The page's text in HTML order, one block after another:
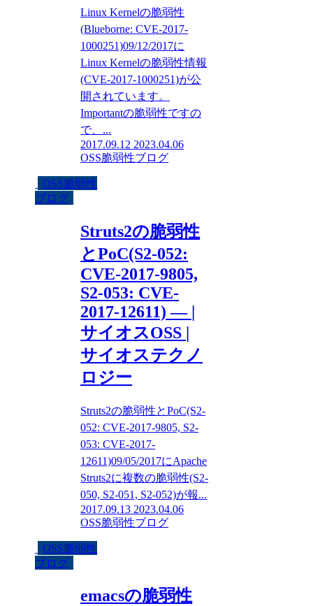
Linux Kernelの脆弱性
(Blueborne: CVE-2017-
1000251)09/12/2017に
Linux Kernelの脆弱性情報
(CVE-2017-1000251)が公
開されています。
Importantの脆弱性ですの
で、...
2017.09.12 2023.04.06
OSS脆弱性ブログ
OSS脆弱性
ブログ
Struts2の脆弱性
とPoC(S2-052:
CVE-2017-9805,
S2-053: CVE-
2017-12611) — |
サイオスOSS |
サイオステクノ
ロジー
Struts2の脆弱性とPoC(S2-
052: CVE-2017-9805, S2-
053: CVE-2017-
12611)09/05/2017にApache
Struts2に複数の脆弱性(S2-
050, S2-051, S2-052)が報...
2017.09.13 2023.04.06
OSS脆弱性ブログ
OSS脆弱性
ブログ
emacsの脆弱性